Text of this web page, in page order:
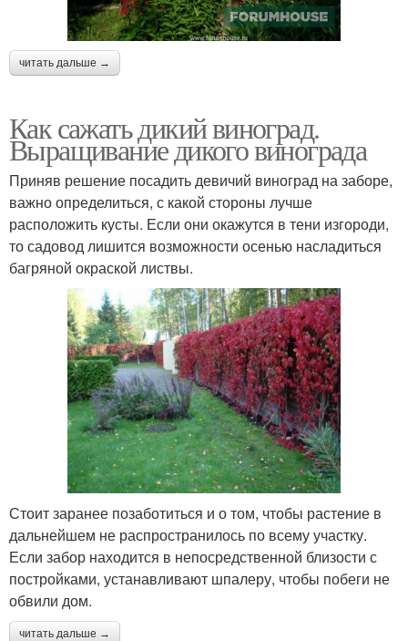
читать дальше →
Как сажать дикий виноград.
Выращивание дикого винограда
Приняв решение посадить девичий виноград на заборе,
важно определиться, с какой стороны лучше
расположить кусты. Если они окажутся в тени изгороди,
то садовод лишится возможности осенью насладиться
багряной окраской листвы.
Стоит заранее позаботиться и о том, чтобы растение в
дальнейшем не распространилось по всему участку.
Если забор находится в непосредственной близости с
постройками, устанавливают шпалеру, чтобы побеги не
обвили дом.
читать дальше →